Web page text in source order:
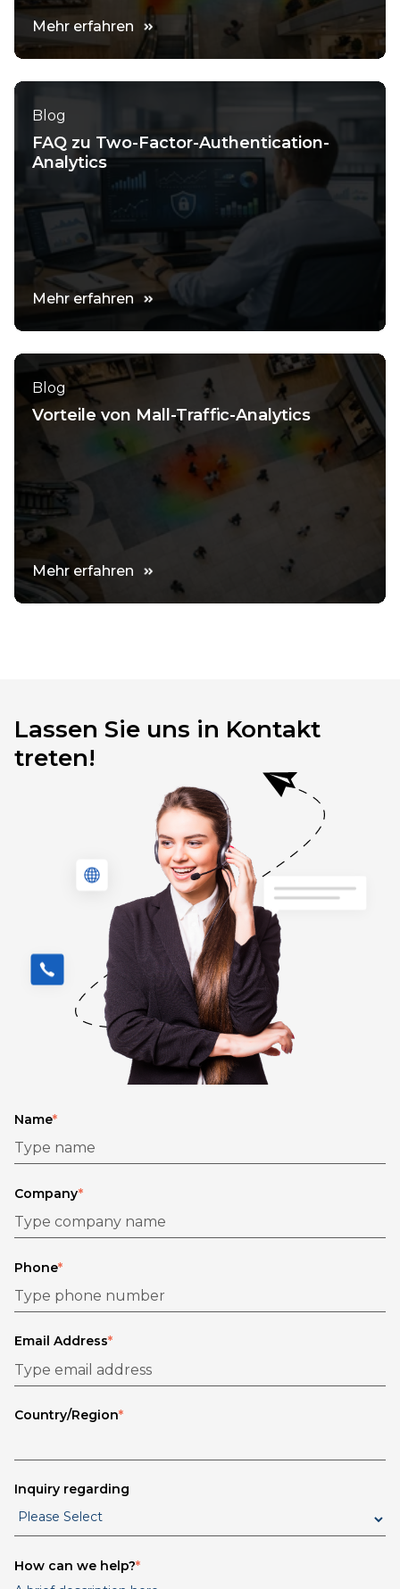
Mehr erfahren
Blog
FAQ zu Two-Factor-Authentication-
Analytics
Mehr erfahren
Blog
Vorteile von Mall-Traffic-Analytics
Mehr erfahren
Lassen Sie uns in Kontakt
treten!
Name*
Company*
Phone*
Email Address*
Country/Region*
Inquiry regarding
How can we help?*